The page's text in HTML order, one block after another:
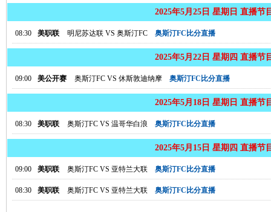
2025年5月25日 星期日 直播节
08:30 美职联 明尼苏达联 VS 奥斯汀FC 奥斯汀FC比分直播
2025年5月22日 星期四 直播节
09:00 美公开赛 奥斯汀FC VS 休斯敦迪纳摩 奥斯汀FC比分直播
2025年5月18日 星期日 直播节
08:30 美职联 奥斯汀FC VS 温哥华白浪 奥斯汀FC比分直播
2025年5月15日 星期四 直播节
09:00 美职联 奥斯汀FC VS 亚特兰大联 奥斯汀FC比分直播
08:30 美职联 奥斯汀FC VS 亚特兰大联 奥斯汀FC比分直播